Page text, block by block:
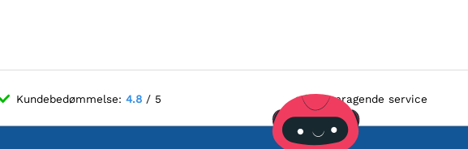
Kundebedømmelse:4.8 / 5 Fremragende service